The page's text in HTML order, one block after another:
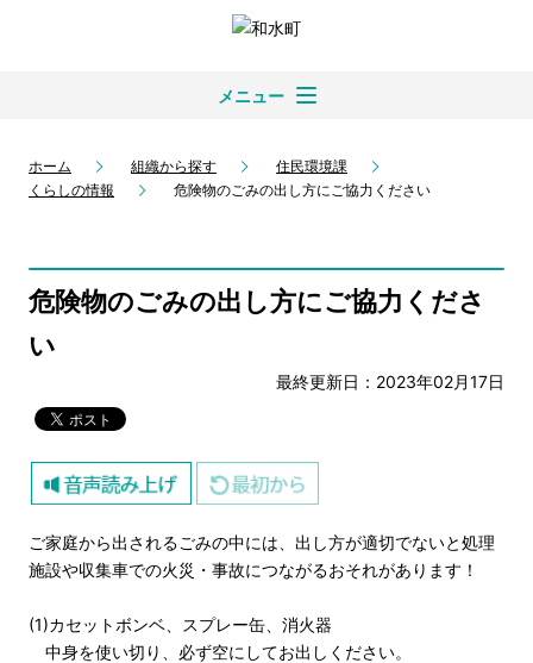
メニュー
ホーム 組織から探す
住民環境課
くらしの情報
危険物のごみの出し方にご協力ください
危険物のごみの出し方にご協力くださ
い
最終更新日：2023年02月17日
ご家庭から出されるごみの中には、出し方が適切でないと処理
施設や収集車での火災・事故につながるおそれがあります！
(1)カセットボンベ、スプレー缶、消火器
中身を使い切り、必ず空にしてお出しください。